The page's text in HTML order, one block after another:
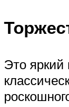
Это яркий